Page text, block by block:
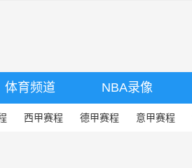
体育频道 NBA录像
西甲赛程 德甲赛程 意甲赛程